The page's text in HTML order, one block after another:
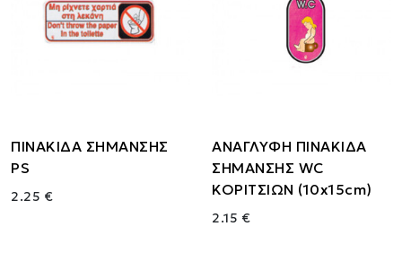
ΠΙΝΑΚΙΔΑ ΣΗΜΑΝΣΗΣ
PS
2.25 €
ΑΝΑΓΛΥΦΗ ΠΙΝΑΚΙΔΑ
ΣΗΜΑΝΣΗΣ WC
ΚΟΡΙΤΣΙΩΝ (10x15cm)
2.15 €